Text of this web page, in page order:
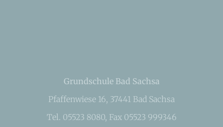
Grundschule Bad Sachsa
Pfaffenwiese 16, 37441 Bad Sachsa
Tel. 05523 8080, Fax 05523 999346